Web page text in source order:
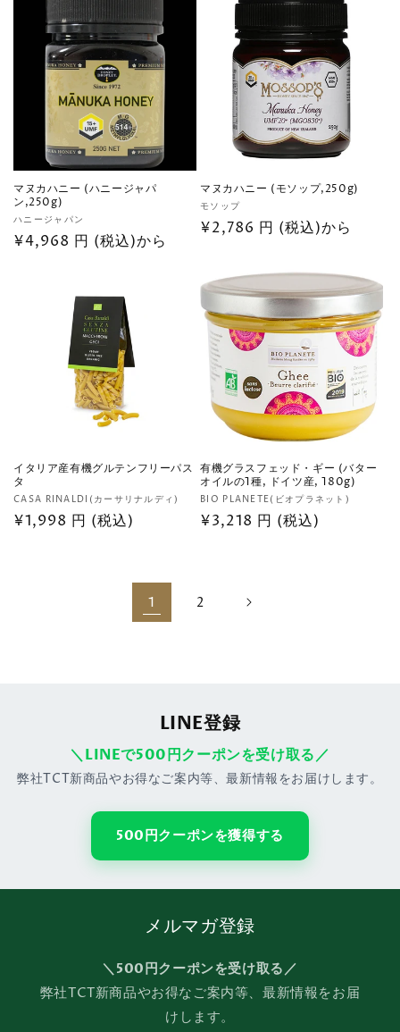
マヌカハニー (ハニージャパ
ン,250g)
販
売
ハニージャパン
通
¥4,968 円 (税込)から
マヌカハニー (モソップ,250g)
販
売
モソップ
通
格
¥2,786 円 (税込)から
イタリア産有機グルテンフリーパス
タ
販
売
CASA RINALDI(カーサリナルディ)
通
¥1,998 円 (税込)
有機グラスフェッド・ギー (バター
オイルの1種, ドイツ産, 180g)
販
売
BIO PLANETE(ビオプラネット)
通
¥3,218 円 (税込)
1 2
LINE登録
＼LINEで500円クーポンを受け取る／
弊社TCT新商品やお得なご案内等、最新情報をお届けします。
500円クーポンを獲得する
メルマガ登録
＼500円クーポンを受け取る／
弊社TCT新商品やお得なご案内等、最新情報をお届
けします。